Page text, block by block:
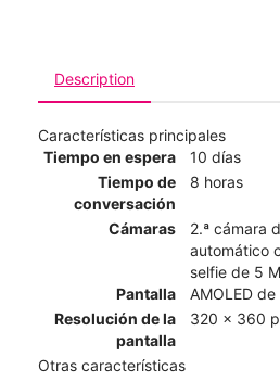
Description
Características principales
Tiempo en espera
10 días
Tiempo de
conversación
8 horas
Cámaras
2.ª cámara
automático
selfie de 5
Pantalla
AMOLED de
Resolución de la
pantalla
320 x 360
Otras características